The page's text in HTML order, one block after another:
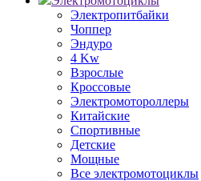
Электропитбайки
Чоппер
Эндуро
4 Kw
Взрослые
Кроссовые
Электромотороллеры
Китайские
Спортивные
Детские
Мощные
Все электромотоциклы